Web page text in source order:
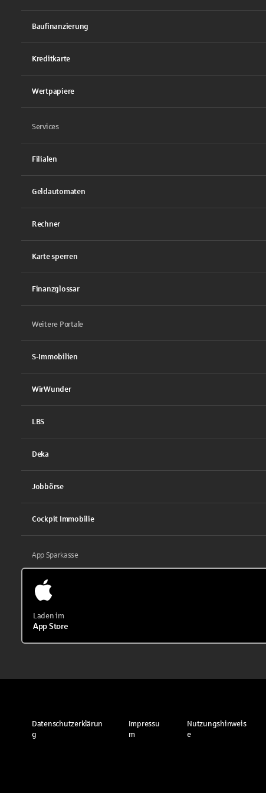
Baufinanzierung
Kreditkarte
Wertpapiere
Services
Filialen
Geldautomaten
Rechner
Karte sperren
Finanzglossar
Weitere Portale
S-Immobilien
WirWunder
LBS
Deka
Jobbörse
Cockpit Immobilie
App Sparkasse
Laden im
App Store
Datenschutzerklärun
g
Impressu
m
Nutzungshinweis
e